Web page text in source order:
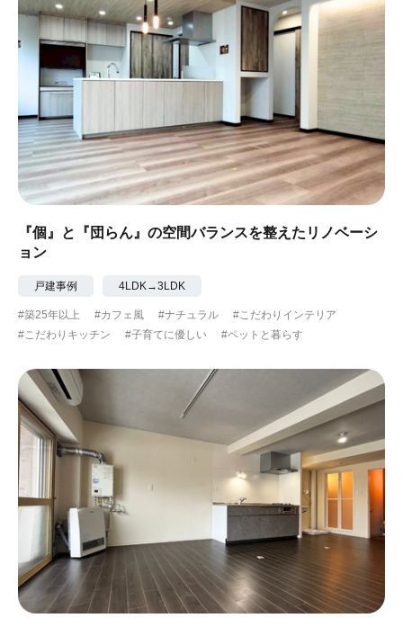
『個』と『団らん』の空間バランスを整えたリノベーシ
ョン
戸建事例 4LDK→3LDK
#築25年以上 #カフェ風 #ナチュラル
#こだわりインテリア
#こだわりキッチン
#子育てに優しい #ペットと暮らす